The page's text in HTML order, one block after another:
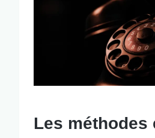
Les méthodes